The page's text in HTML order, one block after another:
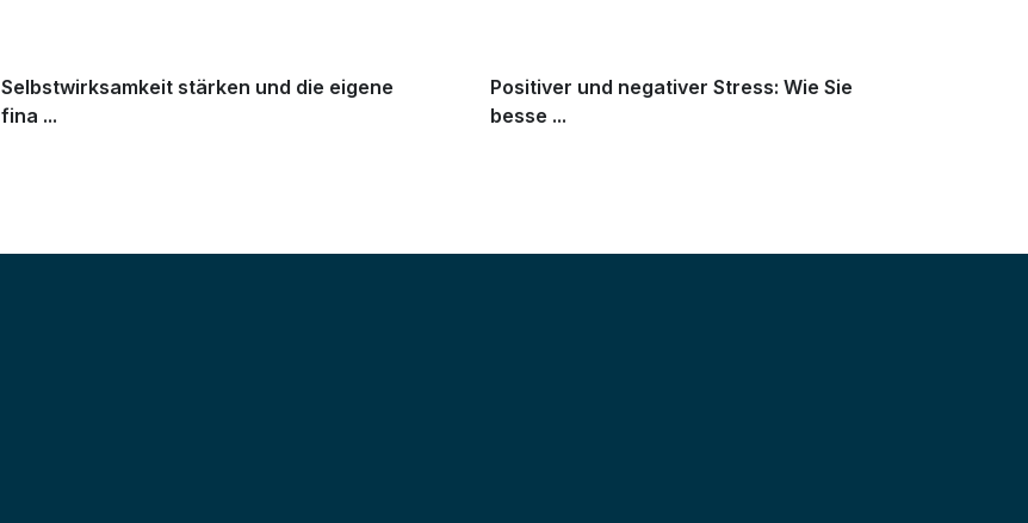
Selbstwirksamkeit stärken und die eigene
fina ...
Positiver und negativer Stress: Wie Sie
besse ...